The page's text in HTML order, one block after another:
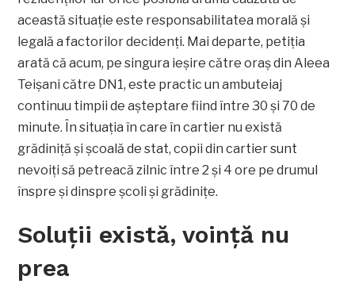
această situație este responsabilitatea morală și
legală a factorilor decidenți. Mai departe, petiția
arată că acum, pe singura ieșire către oraș din Aleea
Teișani către DN1, este practic un ambuteiaj
continuu timpii de așteptare fiind între 30 și 70 de
minute. În situația în care în cartier nu există
grădiniță și școală de stat, copii din cartier sunt
nevoiți să petreacă zilnic între 2 și 4 ore pe drumul
înspre și dinspre școli și grădinițe.
Soluții există, voință nu
prea